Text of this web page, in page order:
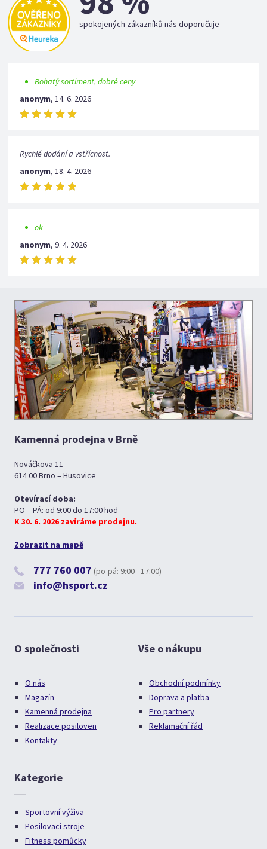
spokojených zákazníků nás doporučuje
Bohatý sortiment, dobré ceny
anonym,14. 6. 2026
Rychlé dodání a vstřícnost.
anonym,18. 4. 2026
ok
anonym,9. 4. 2026
Kamenná prodejna v Brně
Nováčkova 11
614 00 Brno – Husovice
Otevírací doba:
PO – PÁ: od 9:00 do 17:00 hod
K 30. 6. 2026 zavíráme prodejnu.
Zobrazit na mapě
777 760 007 (po-pá: 9:00 - 17:00)
info@hsport.cz
O společnosti
O nás
Magazín
Kamenná prodejna
Realizace posiloven
Kontakty
Vše o nákupu
Obchodní podmínky
Doprava a platba
Pro partnery
Reklamační řád
Kategorie
Sportovní výživa
Posilovací stroje
Fitness pomůcky